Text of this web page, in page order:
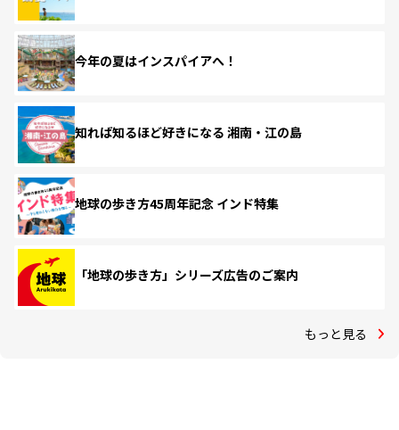
今年の夏はインスパイアへ！
知れば知るほど好きになる 湘南・江の島
地球の歩き方45周年記念 インド特集
「地球の歩き方」シリーズ広告のご案内
もっと見る